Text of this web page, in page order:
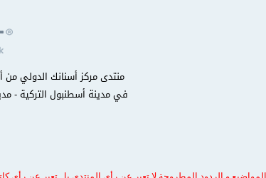
في مدينة أسطنبول التركية -